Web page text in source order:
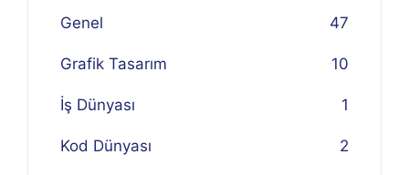
Genel 47
Grafik Tasarım 10
İş Dünyası 1
Kod Dünyası 2